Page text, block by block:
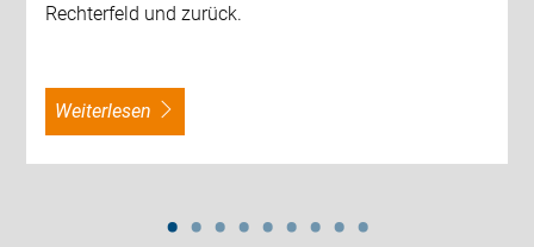
Rechterfeld und zurück.
weiterlesen